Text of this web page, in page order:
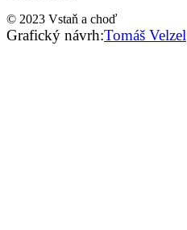
© 2023 Vstaň a choď
Grafický návrh:Tomáš Velzel